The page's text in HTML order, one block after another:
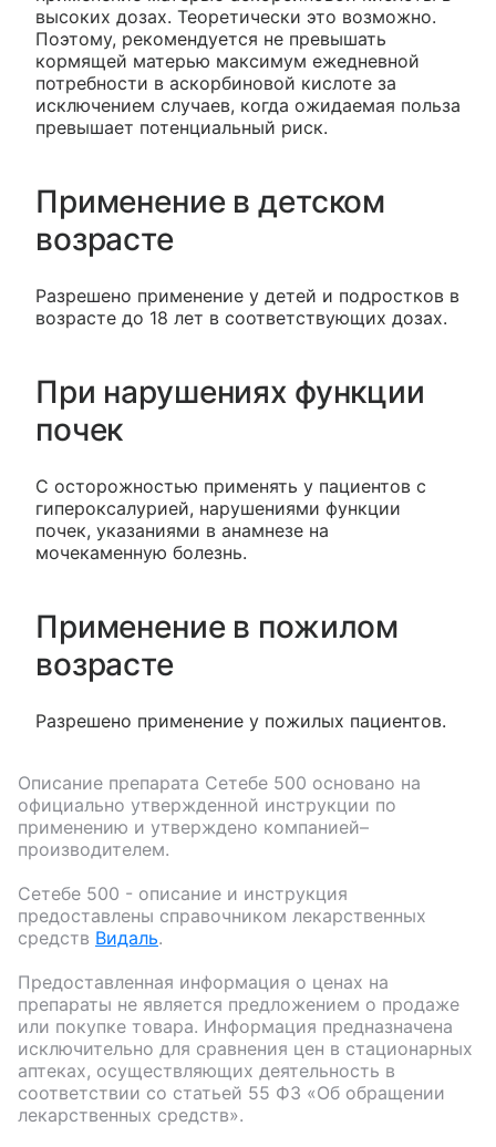
высоких дозах. Теоретически это возможно.
Поэтому, рекомендуется не превышать
кормящей матерью максимум ежедневной
потребности в аскорбиновой кислоте за
исключением случаев, когда ожидаемая польза
превышает потенциальный риск.
Применение в детском
возрасте
Разрешено применение у детей и подростков в
возрасте до 18 лет в соответствующих дозах.
При нарушениях функции
почек
С осторожностью применять у пациентов с
гипероксалурией, нарушениями функции
почек, указаниями в анамнезе на
мочекаменную болезнь.
Применение в пожилом
возрасте
Разрешено применение у пожилых пациентов.
Описание препарата Сетебе 500 основано на
официально утвержденной инструкции по
применению и утверждено компанией–
производителем.
Сетебе 500 - описание и инструкция
предоставлены справочником лекарственных
средств Видаль.
Предоставленная информация о ценах на
препараты не является предложением о продаже
или покупке товара. Информация предназначена
исключительно для сравнения цен в стационарных
аптеках, осуществляющих деятельность в
соответствии со статьей 55 ФЗ «Об обращении
лекарственных средств».